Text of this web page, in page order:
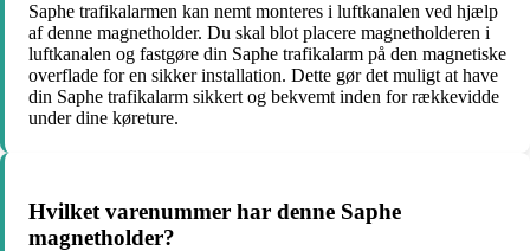
Saphe trafikalarmen kan nemt monteres i luftkanalen ved hjælp
af denne magnetholder. Du skal blot placere magnetholderen i
luftkanalen og fastgøre din Saphe trafikalarm på den magnetiske
overflade for en sikker installation. Dette gør det muligt at have
din Saphe trafikalarm sikkert og bekvemt inden for rækkevidde
under dine køreture.
Hvilket varenummer har denne Saphe
magnetholder?